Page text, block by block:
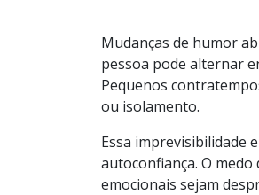
Mudanças de humor
pessoa pode alternar
Pequenos
ou isolamento.
Essa imprevisibilidade
autoconfiança. O
emocionais sejam